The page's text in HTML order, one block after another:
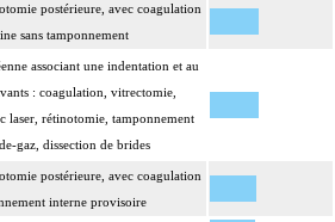
postérieure, avec coagulation
sans tamponnement
associant une indentation et au
: coagulation, vitrectomie,
laser, rétinotomie, tamponnement
gaz, dissection de brides
postérieure, avec coagulation
interne provisoire